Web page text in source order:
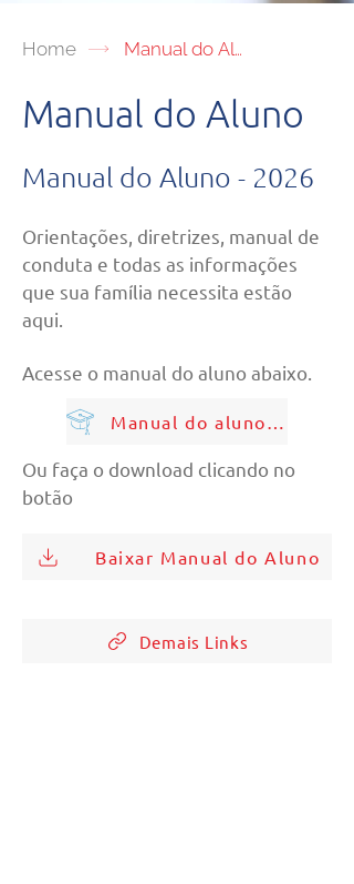
Home Manual do Aluno
Manual do Aluno
Manual do Aluno - 2026
Orientações, diretrizes, manual de
conduta e todas as informações
que sua família necessita estão
aqui.
Acesse o manual do aluno abaixo.
Manual do aluno 2026
Ou faça o download clicando no
botão
Baixar Manual do Aluno
Demais Links